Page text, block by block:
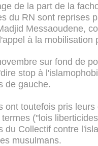
de la part de la
du RN sont reprises
Messaoudene,
à la mobilisation
sur fond de
stop à
de gauche.
ont toutefois pris
("lois
du Collectif contre
musulmans.